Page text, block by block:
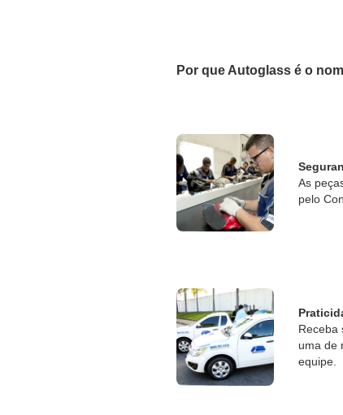
Por que Autoglass é o
As
pelo
Receba
uma de
equipe.